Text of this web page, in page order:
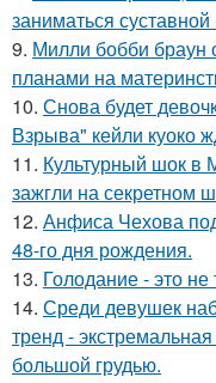
заниматься суставной
9. Милли бобби браун
планами на
10. Снова будет
Взрыва" кейли куоко
11. Культурный шок в
зажгли на секретном
12. Анфиса Чехова
48-го дня рождения.
13. Голодание - это не
14. Среди девушек
тренд -
большой грудью.